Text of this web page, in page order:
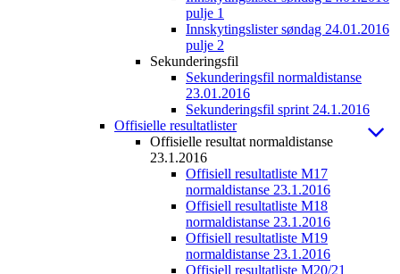
pulje 1
Innskytingslister søndag 24.01.2016
pulje 2
Sekunderingsfil
Sekunderingsfil normaldistanse
23.01.2016
Sekunderingsfil sprint 24.1.2016
Offisielle resultatlister
Offisielle resultat normaldistanse
23.1.2016
Offisiell resultatliste M17
normaldistanse 23.1.2016
Offisiell resultatliste M18
normaldistanse 23.1.2016
Offisiell resultatliste M19
normaldistanse 23.1.2016
Offisiell resultatliste M20/21